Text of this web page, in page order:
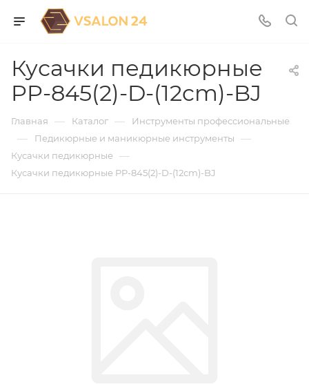
Кусачки педикюрные
PP-845(2)-D-(12cm)-BJ
Главная — Каталог — Инструменты профессиональные
— Педикюрные и маникюрные инструменты —
Кусачки педикюрные —
Кусачки педикюрные PP-845(2)-D-(12cm)-BJ